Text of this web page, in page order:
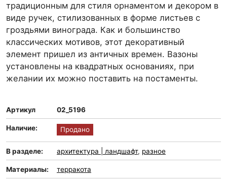
традиционным для стиля орнаментом и декором в
виде ручек, стилизованных в форме листьев с
гроздьями винограда. Как и большинство
классических мотивов, этот декоративный
элемент пришел из античных времен. Вазоны
установлены на квадратных основаниях, при
желании их можно поставить на постаменты.
Артикул 02_5196
Наличие: Продано
В разделе: архитектура | ландшафт, разное
Материалы: терракота